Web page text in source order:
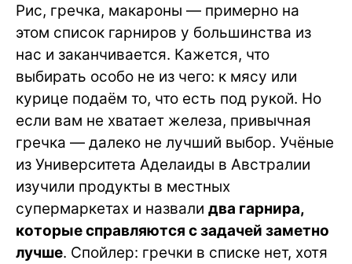
Рис, гречка, макароны — примерно на
этом список гарниров у большинства из
нас и заканчивается. Кажется, что
выбирать особо не из чего: к мясу или
курице подаём то, что есть под рукой. Но
если вам не хватает железа, привычная
гречка — далеко не лучший выбор. Учёные
из Университета Аделаиды в Австралии
изучили продукты в местных
супермаркетах и назвали два гарнира,
которые справляются с задачей заметно
лучше. Спойлер: гречки в списке нет, хотя